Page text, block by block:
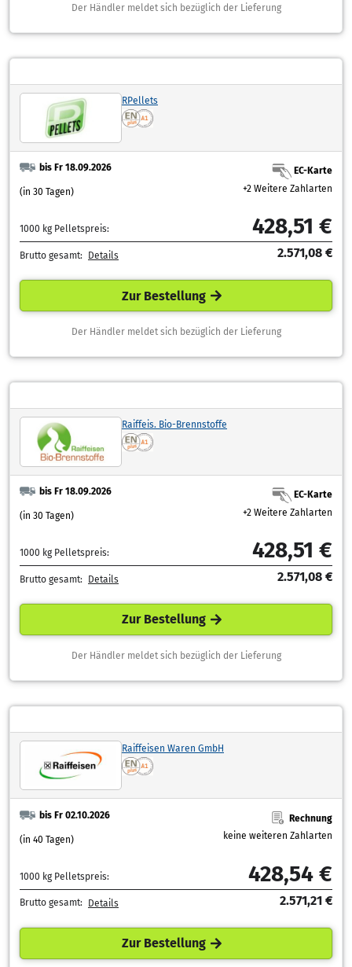
Der Händler meldet sich bezüglich der Lieferung
RPellets
bis Fr 18.09.2026
(in 30 Tagen)
EC-Karte
+2 Weitere Zahlarten
1000 kg Pelletspreis: 428,51 €
Brutto gesamt: Details 2.571,08 €
Zur Bestellung
Der Händler meldet sich bezüglich der Lieferung
Raiffeis. Bio-Brennstoffe
bis Fr 18.09.2026
(in 30 Tagen)
EC-Karte
+2 Weitere Zahlarten
1000 kg Pelletspreis: 428,51 €
Brutto gesamt: Details 2.571,08 €
Zur Bestellung
Der Händler meldet sich bezüglich der Lieferung
Raiffeisen Waren GmbH
bis Fr 02.10.2026
(in 40 Tagen)
Rechnung
keine weiteren Zahlarten
1000 kg Pelletspreis: 428,54 €
Brutto gesamt: Details 2.571,21 €
Zur Bestellung